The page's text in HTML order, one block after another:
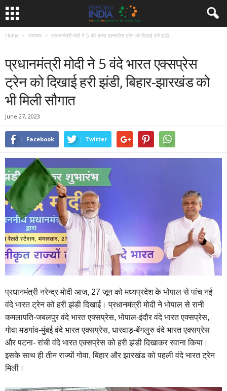
Home समाचार प्रधानमंत्री मोदी ने 5 वंदे भारत एक्सप्रेस ट्रेन को दिखाई हरी झंडी,...
प्रधानमंत्री मोदी ने 5 वंदे भारत एक्सप्रेस
ट्रेन को दिखाई हरी झंडी, बिहार-झारखंड को
भी मिली सौगात
June 27, 2023
Facebook Twitter
प्रधानमंत्री नरेन्द्र मोदी आज, 27 जून को मध्यप्रदेश के भोपाल से पांच नई
वंदे भारत ट्रेन को हरी झंडी दिखाई। प्रधानमंत्री मोदी ने भोपाल से रानी
कमलापति-जबलपुर वंदे भारत एक्सप्रेस, भोपाल-इंदौर वंदे भारत एक्सप्रेस,
गोवा मडगांव-मुंबई वंदे भारत एक्सप्रेस, धारवाड़-बेंगलुरु वंदे भारत एक्सप्रेस
और पटना- रांची वंदे भारत एक्सप्रेस को हरी झंडी दिखाकर रवाना किया।
इसके साथ ही तीन राज्यों गोवा, बिहार और झारखंड को पहली वंदे भारत ट्रेन
मिली।